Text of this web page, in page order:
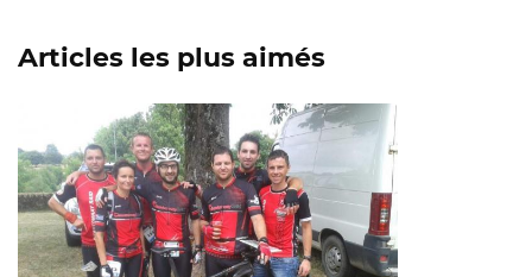
Articles les plus aimés